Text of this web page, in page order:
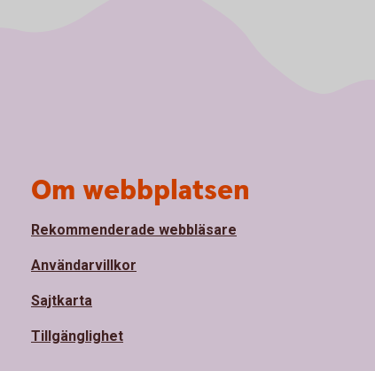
Om webbplatsen
Rekommenderade webbläsare
Användarvillkor
Sajtkarta
Tillgänglighet